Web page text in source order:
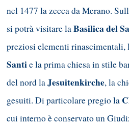
nel 1477 la zecca da Merano.
si potrà visitare laBasilica del
preziosi elementi rinascimentali,
Santie la prima chiesa in stile
del nord laJesuitenkirche, la
gesuiti. Di particolare pregio la
cui interno è conservato un